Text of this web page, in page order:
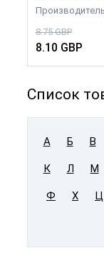
8.75 GBP
8.10 GBP
Список
А Б В
К Л М
Ф Х Ц